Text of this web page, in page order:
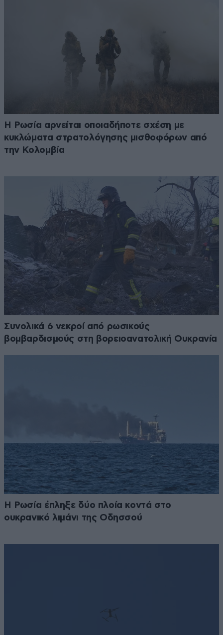
Η Ρωσία αρνείται οποιαδήποτε σχέση με
κυκλώματα στρατολόγησης μισθοφόρων από
την Κολομβία
Συνολικά 6 νεκροί από ρωσικούς
βομβαρδισμούς στη βορειοανατολική Ουκρανία
Η Ρωσία έπληξε δύο πλοία κοντά στο
ουκρανικό λιμάνι της Οδησσού